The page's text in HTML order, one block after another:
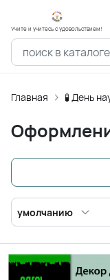
Учите и учитесь с удовольствием!
Главная 🧪 День
умолчанию